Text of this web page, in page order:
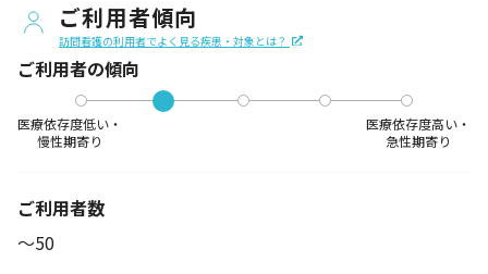
ご利用者傾向
訪問看護の利用者でよく見る疾患・対象とは？
ご利用者の傾向
医療依存度低い・
慢性期寄り
医療依存度高い・
急性期寄り
ご利用者数
〜50